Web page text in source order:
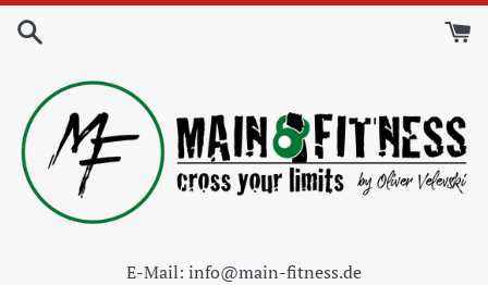
Direkt
zum
E-Mail: info@main-fitness.de